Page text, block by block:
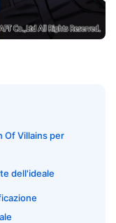
Of Villains per
dell'ideale